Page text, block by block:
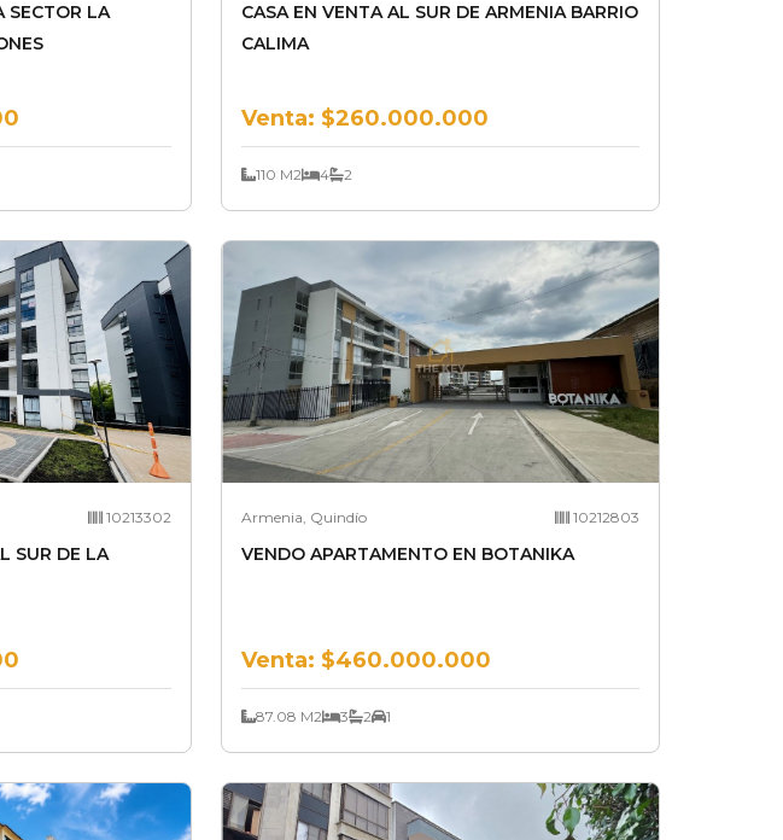
SECTOR LA
CASA EN VENTA AL SUR DE ARMENIA BARRIO
CALIMA
Venta: $260.000.000
110 M2 4 2
10213302
SUR DE LA
Armenia, Quindío 10212803
VENDO APARTAMENTO EN BOTANIKA
Venta: $460.000.000
87.08 M2 3 2 1